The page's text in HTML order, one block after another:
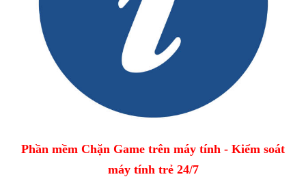
Phần mềm Chặn Game trên máy tính - Kiểm soát
máy tính trẻ 24/7